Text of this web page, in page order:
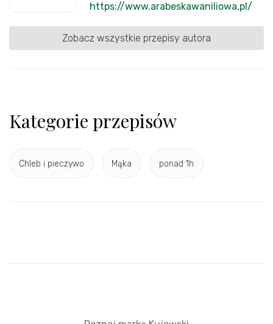
https://www.arabeskawaniliowa.pl/
Zobacz wszystkie przepisy autora
Kategorie przepisów
Chleb i pieczywo Mąka ponad 1h